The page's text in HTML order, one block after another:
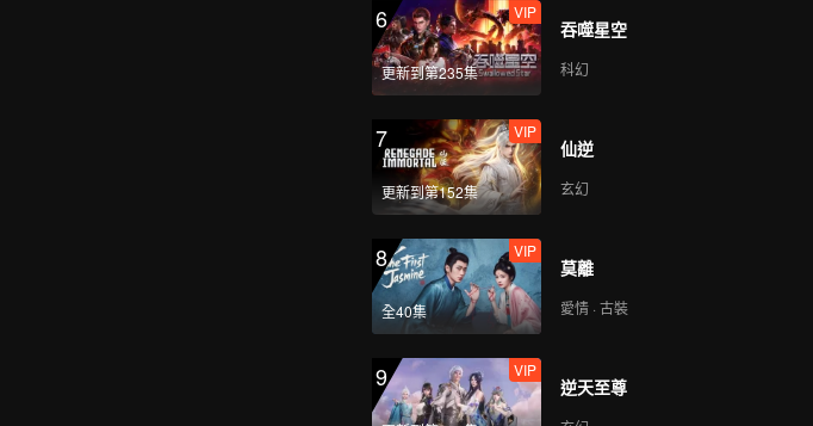
6
更新到第235集
VIP
吞噬星空
科幻
7
更新到第152集
VIP
仙逆
玄幻
8
全40集
VIP
莫離
愛情 · 古裝
9 VIP
逆天至尊